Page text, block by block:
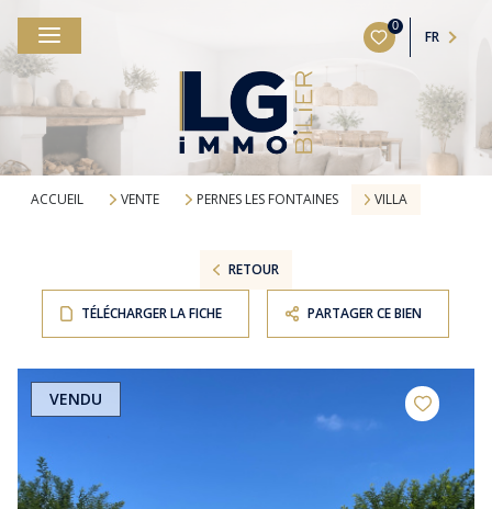
0
FR
ACCUEIL VENTE PERNES LES FONTAINES VILLA
RETOUR
TÉLÉCHARGER LA FICHE PARTAGER CE BIEN
VENDU